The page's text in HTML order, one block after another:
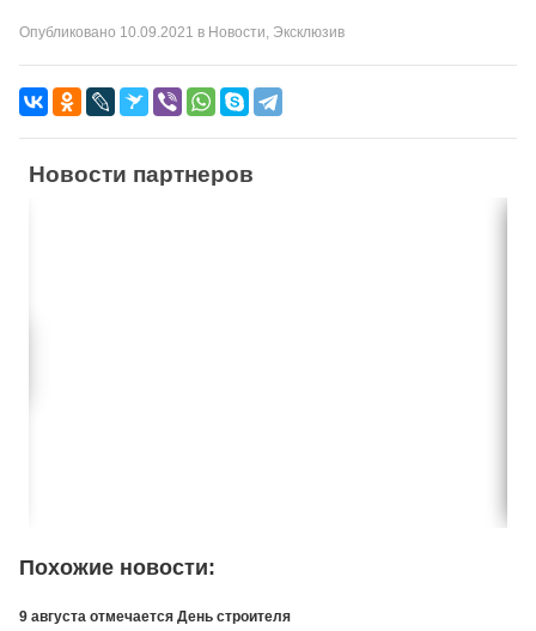
Опубликовано 10.09.2021 в Новости, Эксклюзив
Новости партнеров
Похожие новости:
9 августа отмечается День строителя